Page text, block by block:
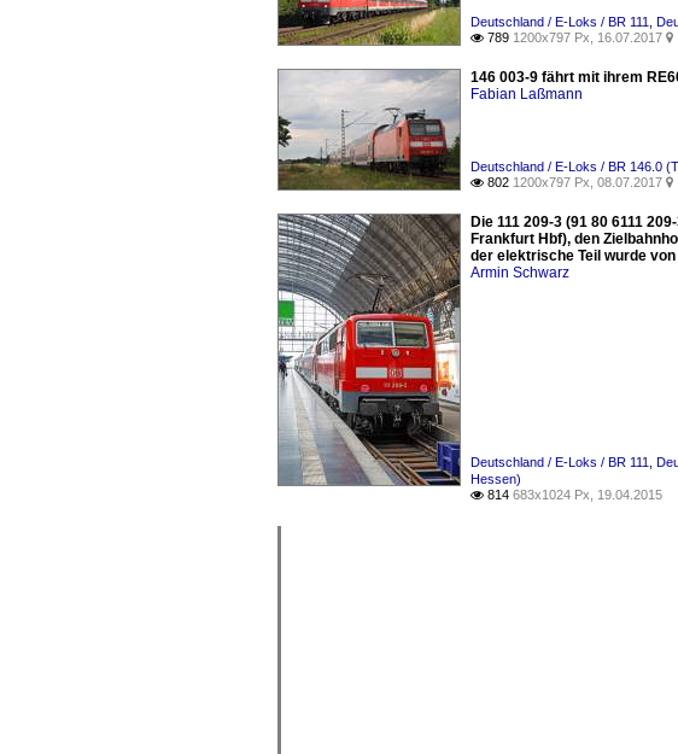
Deutschland / E-Loks / BR 111
 789 1200x797 Px, 16.07.2017 
146 003-9 fährt mit ihrem
Fabian Laßmann
Deutschland / E-Loks / BR 146.0
 802 1200x797 Px, 08.07.2017 
Die 111 209-3 (91 80 6111
Frankfurt Hbf), den
der elektrische Teil wurde
Armin Schwarz
Deutschland / E-Loks / BR 111
Hessen)
 814 683x1024 Px, 19.04.2015